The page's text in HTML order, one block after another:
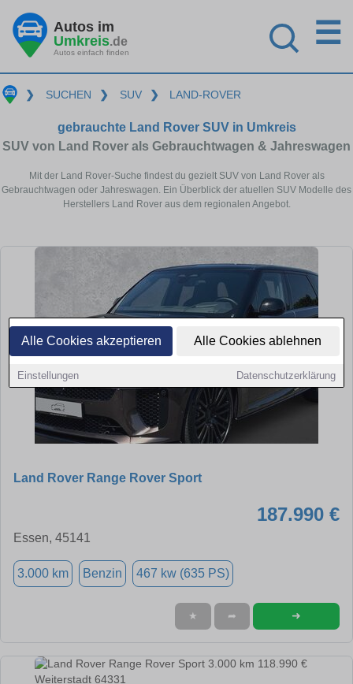
Alle Cookies akzeptieren Alle Cookies ablehnen
Einstellungen Datenschutzerklärung
Autos im
Umkreis.de
Autos einfach finden
☰
❯ SUCHEN ❯ SUV ❯ LAND-ROVER
gebrauchte Land Rover SUV in Umkreis
SUV von Land Rover als Gebrauchtwagen & Jahreswagen
Mit der Land Rover-Suche findest du gezielt SUV von Land Rover als
Gebrauchtwagen oder Jahreswagen. Ein Überblick der atuellen SUV Modelle des
Herstellers Land Rover aus dem regionalen Angebot.
Land Rover Range Rover Sport
187.990 €
Essen, 45141
3.000 km Benzin 467 kw (635 PS)
★ ➦ ➜